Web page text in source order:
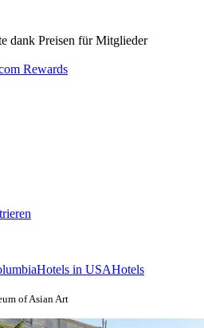
dank Preisen für Mitglieder
Rewards
Hotels in USAHotels
of Asian Art